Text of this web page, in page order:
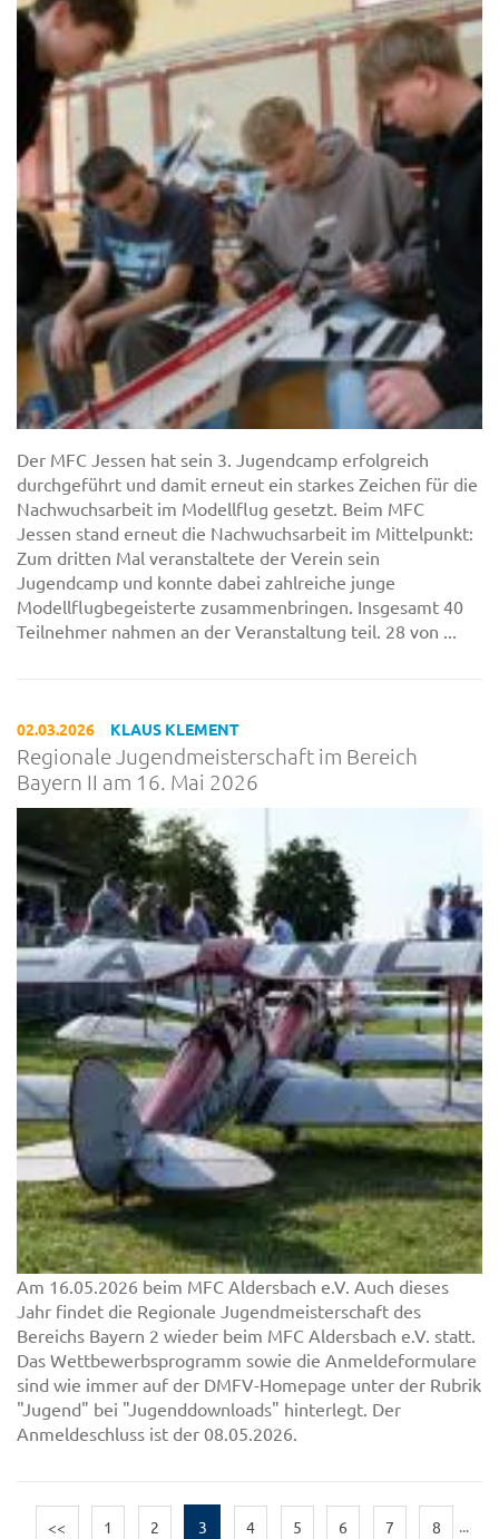
Der MFC Jessen hat sein 3. Jugendcamp erfolgreich
durchgeführt und damit erneut ein starkes Zeichen für die
Nachwuchsarbeit im Modellflug gesetzt. Beim MFC
Jessen stand erneut die Nachwuchsarbeit im Mittelpunkt:
Zum dritten Mal veranstaltete der Verein sein
Jugendcamp und konnte dabei zahlreiche junge
Modellflugbegeisterte zusammenbringen. Insgesamt 40
Teilnehmer nahmen an der Veranstaltung teil. 28 von ...
02.03.2026 KLAUS KLEMENT
Regionale Jugendmeisterschaft im Bereich
Bayern II am 16. Mai 2026
Am 16.05.2026 beim MFC Aldersbach e.V. Auch dieses
Jahr findet die Regionale Jugendmeisterschaft des
Bereichs Bayern 2 wieder beim MFC Aldersbach e.V. statt.
Das Wettbewerbsprogramm sowie die Anmeldeformulare
sind wie immer auf der DMFV-Homepage unter der Rubrik
"Jugend" bei "Jugenddownloads" hinterlegt. Der
Anmeldeschluss ist der 08.05.2026.
<< 1 2 3 4 5 6 7 8 ...